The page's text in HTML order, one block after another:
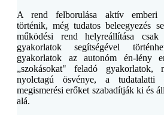
A rend felborulása aktív emberi
történik, még tudatos beleegyezés
működési rend helyreállítása csak
gyakorlatok segítségével
gyakorlatok az autonóm én-lény
„szokásokat" feladó gyakorlatok,
nyolctagú ösvénye, a tudatalatti
megismerési erőket szabadítják ki és
alá.